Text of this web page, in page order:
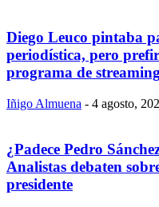
Diego Leuco pintaba
periodística, pero
programa de
Iñigo Almuena - 4 agosto,
¿Padece Pedro
Analistas debaten
presidente